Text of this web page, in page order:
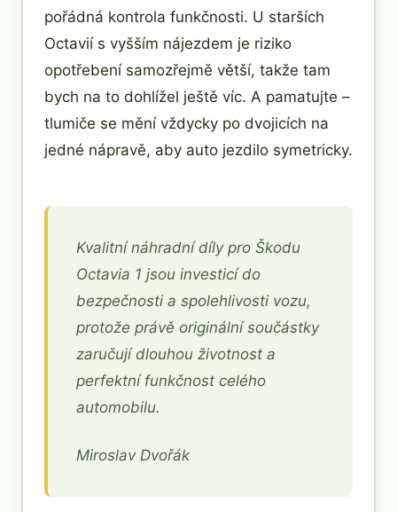
pořádná kontrola funkčnosti. U starších
Octavií s vyšším nájezdem je riziko
opotřebení samozřejmě větší, takže tam
bych na to dohlížel ještě víc. A pamatujte –
tlumiče se mění vždycky po dvojicích na
jedné nápravě, aby auto jezdilo symetricky.
Kvalitní náhradní díly pro Škodu
Octavia 1 jsou investicí do
bezpečnosti a spolehlivosti vozu,
protože právě originální součástky
zaručují dlouhou životnost a
perfektní funkčnost celého
automobilu.
Miroslav Dvořák